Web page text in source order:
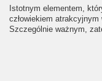
Istotnym elementem,
człowiekiem
Szczególnie ważnym,